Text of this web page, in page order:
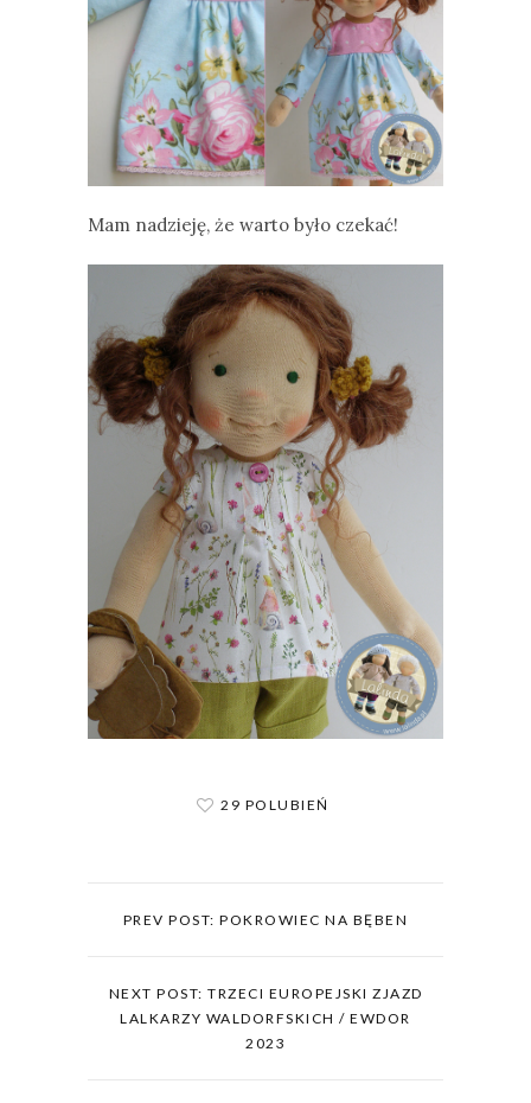
Mam nadzieję, że warto było czekać!
29 POLUBIEŃ
PREV POST: POKROWIEC NA BĘBEN
NEXT POST: TRZECI EUROPEJSKI ZJAZD
LALKARZY WALDORFSKICH / EWDOR
2023